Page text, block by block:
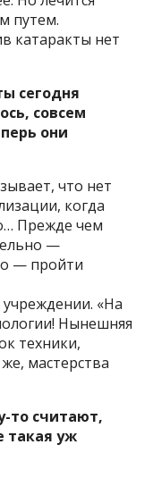
путем.
катаракты нет
сегодня
совсем
они
что нет
когда
Прежде чем
—
— пройти
«На
Нынешняя
техники,
мастерства
то считают,
такая уж